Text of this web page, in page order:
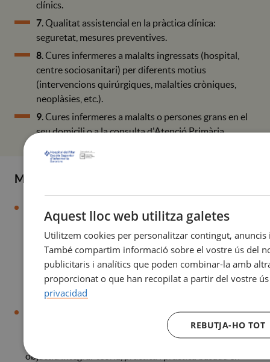
clínics.
7 . Qualitat assistencial en la pràctica clínica:
seguretat, mesures preventives.
8 . Cures infermeres a malalts ingressats (hospital,
centre sociosanitari) per diferents motius
(intervencions quirúrgiques, malalties cròniques,
neoplàsies, etc.).
9 . Cures infermeres a malalts o persones grans en el
seu domicili o a la consulta d'Atenció Primària.
METODOLOGIES DOCENTS
Superior (EEES) els estudis universitaris han de seguir
un model centrat en l'estudiant i en l'aprenentatge de
competències. Això implica que l'estudiant ha d'assumir
un rol actiu fent construcció del seu propi coneixement
a través d'una actitud crítica, reflexiva, autònoma i de
treball permanent.
En el cas del pràcticum Clínic I i II es combinaran durant
el desenvolupament de les pràctiques clíniques
diferents activitats de caire acadèmic que tindran com a
objectiu integrar teoria, pràctica i pràctica basada en
Aquest lloc web utilitza galetes
Utilitzem cookies per personalitzar contingut,
També compartim informació sobre el vostre ús del
publicitaris i analítics que poden combinar-la amb
proporcionat o que han recopilat a partir del vostre ús
privacidad
REBUTJA-HO TOT